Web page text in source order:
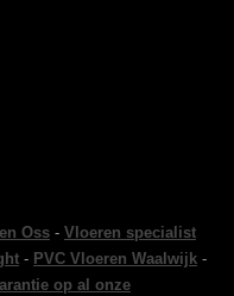
Oss - Vloeren specialist
- PVC Vloeren Waalwijk -
op al onze